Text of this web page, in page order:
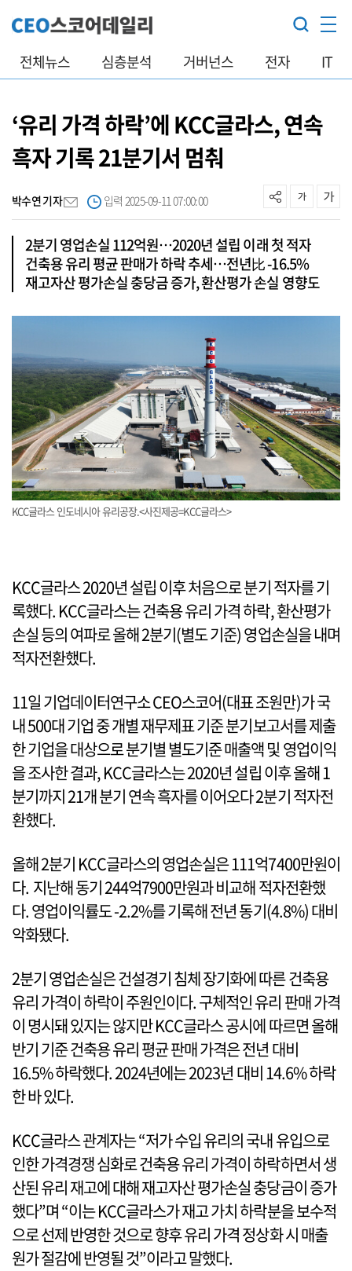
전체뉴스 심층분석 거버넌스 전자 IT
‘유리 가격 하락’에 KCC글라스, 연속
흑자 기록 21분기서 멈춰
박수연 기자 입력 2025-09-11 07:00:00
2분기 영업손실 112억원…2020년 설립 이래 첫 적자
건축용 유리 평균 판매가 하락 추세…전년比 -16.5%
재고자산 평가손실 충당금 증가, 환산평가 손실 영향도
KCC글라스 인도네시아 유리공장.<사진제공=KCC글라스>
KCC글라스 2020년 설립 이후 처음으로 분기 적자를 기
록했다. KCC글라스는 건축용 유리 가격 하락, 환산평가
손실 등의 여파로 올해 2분기(별도 기준) 영업손실을 내며
적자전환했다.
11일 기업데이터연구소 CEO스코어(대표 조원만)가 국
내 500대 기업 중 개별 재무제표 기준 분기보고서를 제출
한 기업을 대상으로 분기별 별도기준 매출액 및 영업이익
을 조사한 결과, KCC글라스는 2020년 설립 이후 올해 1
분기까지 21개 분기 연속 흑자를 이어오다 2분기 적자전
환했다.
올해 2분기 KCC글라스의 영업손실은 111억7400만원이
다. 지난해 동기 244억7900만원과 비교해 적자전환했
다. 영업이익률도 -2.2%를 기록해 전년 동기(4.8%) 대비
악화됐다.
2분기 영업손실은 건설경기 침체 장기화에 따른 건축용
유리 가격이 하락이 주원인이다. 구체적인 유리 판매 가격
이 명시돼 있지는 않지만 KCC글라스 공시에 따르면 올해
반기 기준 건축용 유리 평균 판매 가격은 전년 대비
16.5% 하락했다. 2024년에는 2023년 대비 14.6% 하락
한 바 있다.
KCC글라스 관계자는 “저가 수입 유리의 국내 유입으로
인한 가격경쟁 심화로 건축용 유리 가격이 하락하면서 생
산된 유리 재고에 대해 재고자산 평가손실 충당금이 증가
했다”며 “이는 KCC글라스가 재고 가치 하락분을 보수적
으로 선제 반영한 것으로 향후 유리 가격 정상화 시 매출
원가 절감에 반영될 것”이라고 말했다.